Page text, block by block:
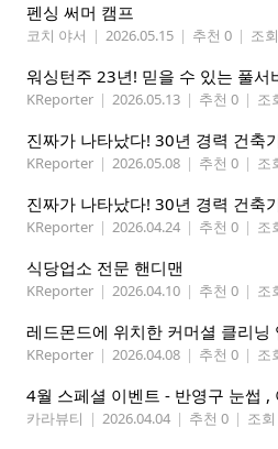
펜싱 써머 캠프
코치 야서 | 2026.05.15 | 추천 0 | 조
워싱턴주 23년! 믿을 수 있는 풀서
KReporter | 2026.05.13 | 추천 0 | 조
KReporter | 2026.05.08 | 추천 0 | 조
KReporter | 2026.04.24 | 추천 0 | 조
식당업소 전문 핸디맨
KReporter | 2026.04.10 | 추천 0 | 조
KReporter | 2026.04.08 | 추천 0 | 조
4월 스페셜 이벤트 - 반영구 눈썹 ,
카라뷰티 | 2026.04.04 | 추천 0 | 조